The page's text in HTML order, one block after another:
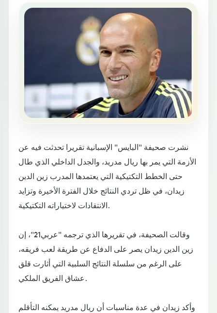
نشرت صحيفة "البايس" الإسبانية تقريرا تحدثت فيه عن
الأزمة التي يمر بها ريال مدريد، والجدل الداخلي الذي طال
حتى الخطط التكتيكية التي يعتمدها المدرب زين الدين
زيدان، في ظل تردي النتائج خلال الفترة الأخيرة وتزايد
الانتقادات لاختياراته التكتيكية.
وقالت الصحيفة، في تقريرها الذي ترجمه "عربي21"، إن
زين الدين زيدان يصر على الدفاع عن طريقة لعب فريقه،
على الرغم من سلسلة النتائج السلبية التي أثارت قلق
عشاق الفريق الملكي.
وأكد زيدان في عدة مناسبات أن ريال مدريد يمكنه التأقلم